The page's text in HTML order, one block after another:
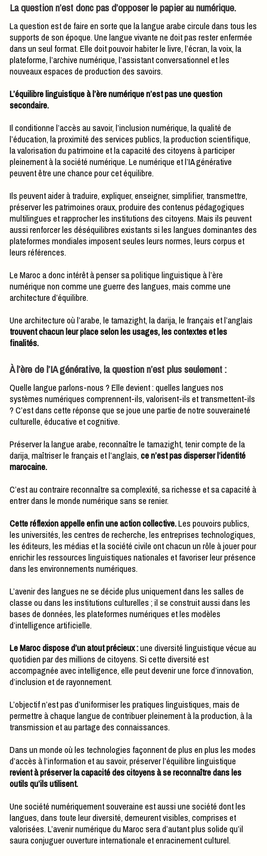
La question n’est donc pas d’opposer le papier au numérique.
La question est de faire en sorte que la langue arabe circule dans tous les
supports de son époque. Une langue vivante ne doit pas rester enfermée
dans un seul format. Elle doit pouvoir habiter le livre, l’écran, la voix, la
plateforme, l’archive numérique, l’assistant conversationnel et les
nouveaux espaces de production des savoirs.
L’équilibre linguistique à l’ère numérique n’est pas une question
secondaire.
Il conditionne l’accès au savoir, l’inclusion numérique, la qualité de
l’éducation, la proximité des services publics, la production scientifique,
la valorisation du patrimoine et la capacité des citoyens à participer
pleinement à la société numérique. Le numérique et l’IA générative
peuvent être une chance pour cet équilibre.
Ils peuvent aider à traduire, expliquer, enseigner, simplifier, transmettre,
préserver les patrimoines oraux, produire des contenus pédagogiques
multilingues et rapprocher les institutions des citoyens. Mais ils peuvent
aussi renforcer les déséquilibres existants si les langues dominantes des
plateformes mondiales imposent seules leurs normes, leurs corpus et
leurs références.
Le Maroc a donc intérêt à penser sa politique linguistique à l’ère
numérique non comme une guerre des langues, mais comme une
architecture d’équilibre.
Une architecture où l’arabe, le tamazight, la darija, le français et l’anglais
trouvent chacun leur place selon les usages, les contextes et les
finalités.
À l’ère de l’IA générative, la question n’est plus seulement :
Quelle langue parlons-nous ? Elle devient : quelles langues nos
systèmes numériques comprennent-ils, valorisent-ils et transmettent-ils
? C’est dans cette réponse que se joue une partie de notre souveraineté
culturelle, éducative et cognitive.
Préserver la langue arabe, reconnaître le tamazight, tenir compte de la
darija, maîtriser le français et l’anglais,ce n’est pas disperser l’identité
marocaine.
C’est au contraire reconnaître sa complexité, sa richesse et sa capacité à
entrer dans le monde numérique sans se renier.
Cette réflexion appelle enfin une action collective.Les pouvoirs publics,
les universités, les centres de recherche, les entreprises technologiques,
les éditeurs, les médias et la société civile ont chacun un rôle à jouer pour
enrichir les ressources linguistiques nationales et favoriser leur présence
dans les environnements numériques.
L’avenir des langues ne se décide plus uniquement dans les salles de
classe ou dans les institutions culturelles ; il se construit aussi dans les
bases de données, les plateformes numériques et les modèles
d’intelligence artificielle.
Le Maroc dispose d’un atout précieux :une diversité linguistique vécue au
quotidien par des millions de citoyens. Si cette diversité est
accompagnée avec intelligence, elle peut devenir une force d’innovation,
d’inclusion et de rayonnement.
L’objectif n’est pas d’uniformiser les pratiques linguistiques, mais de
permettre à chaque langue de contribuer pleinement à la production, à la
transmission et au partage des connaissances.
Dans un monde où les technologies façonnent de plus en plus les modes
d’accès à l’information et au savoir, préserver l’équilibre linguistique
revient à préserver la capacité des citoyens à se reconnaître dans les
outils qu’ils utilisent.
Une société numériquement souveraine est aussi une société dont les
langues, dans toute leur diversité, demeurent visibles, comprises et
valorisées. L’avenir numérique du Maroc sera d’autant plus solide qu’il
saura conjuguer ouverture internationale et enracinement culturel.